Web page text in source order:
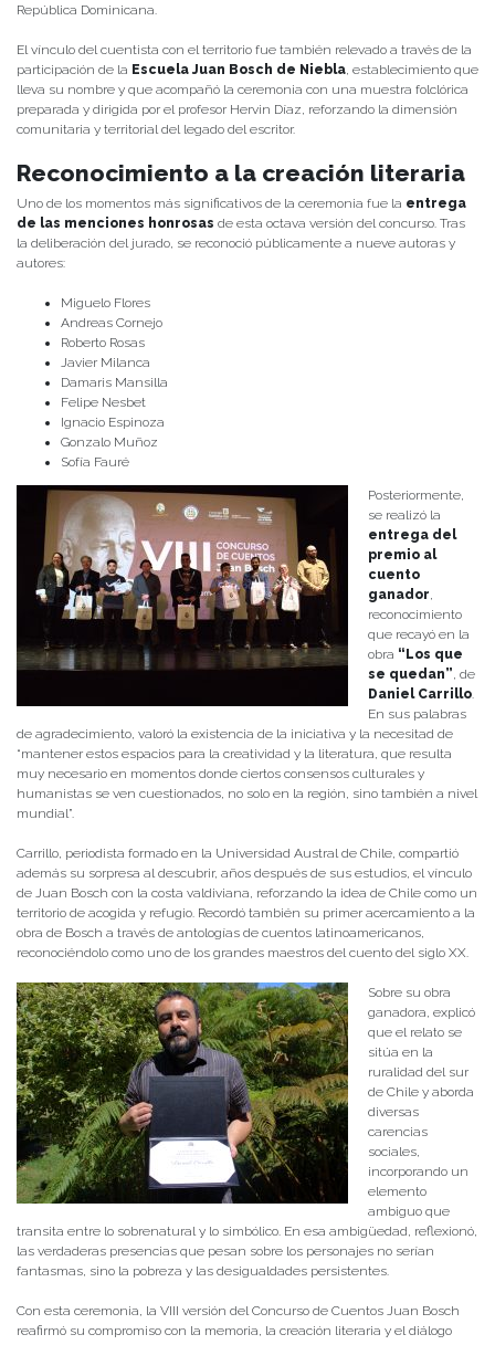
República Dominicana.
El vínculo del cuentista con el territorio fue también relevado a través de la
participación de la Escuela Juan Bosch de Niebla , establecimiento que
lleva su nombre y que acompañó la ceremonia con una muestra folclórica
preparada y dirigida por el profesor Hervin Díaz, reforzando la dimensión
comunitaria y territorial del legado del escritor.
Reconocimiento a la creación literaria
Uno de los momentos más significativos de la ceremonia fue la entrega
de las menciones honrosas de esta octava versión del concurso. Tras
la deliberación del jurado, se reconoció públicamente a nueve autoras y
autores:
Miguelo Flores
Andreas Cornejo
Roberto Rosas
Javier Milanca
Damaris Mansilla
Felipe Nesbet
Ignacio Espinoza
Gonzalo Muñoz
Sofía Fauré
Posteriormente,
se realizó la
entrega del
premio al
cuento
ganador
reconocimiento
que recayó en la
obra “Los que
se quedan” , de
Daniel Carrillo
En sus palabras
de agradecimiento, valoró la existencia de la iniciativa y la necesitad de
“mantener estos espacios para la creatividad y la literatura, que resulta
muy necesario en momentos donde ciertos consensos culturales y
humanistas se ven cuestionados, no solo en la región, sino también a nivel
mundial”.
Carrillo, periodista formado en la Universidad Austral de Chile, compartió
además su sorpresa al descubrir, años después de sus estudios, el vínculo
de Juan Bosch con la costa valdiviana, reforzando la idea de Chile como un
territorio de acogida y refugio. Recordó también su primer acercamiento a la
obra de Bosch a través de antologías de cuentos latinoamericanos,
reconociéndolo como uno de los grandes maestros del cuento del siglo XX.
Sobre su obra
ganadora, explicó
que el relato se
sitúa en la
ruralidad del sur
de Chile y aborda
diversas
carencias
sociales,
incorporando un
elemento
ambiguo que
transita entre lo sobrenatural y lo simbólico. En esa ambigüedad, reflexionó,
las verdaderas presencias que pesan sobre los personajes no serían
fantasmas, sino la pobreza y las desigualdades persistentes.
Con esta ceremonia, la VIII versión del Concurso de Cuentos Juan Bosch
reafirmó su compromiso con la memoria, la creación literaria y el diálogo